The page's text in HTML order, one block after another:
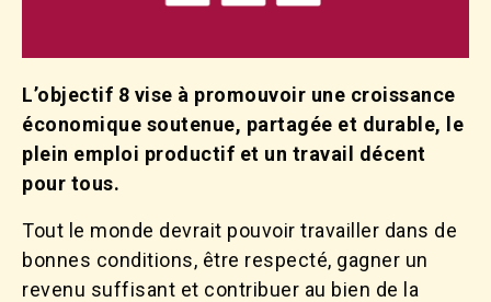
L’objectif 8 vise à promouvoir une croissance
économique soutenue, partagée et durable, le
plein emploi productif et un travail décent
pour tous.
Tout le monde devrait pouvoir travailler dans de
bonnes conditions, être respecté, gagner un
revenu suffisant et contribuer au bien de la